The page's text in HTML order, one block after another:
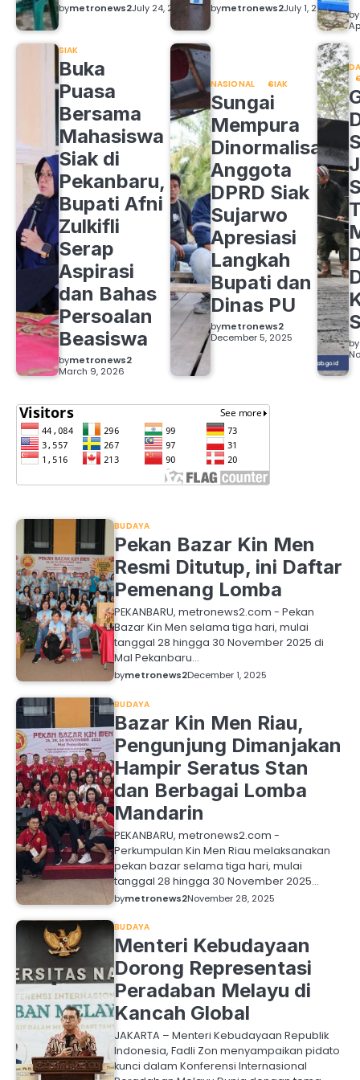
bymetronews2July 24, 2026 bymetronews2July 1, 2026 by
SIAK
Buka
Puasa
Bersama
Mahasiswa
Siak di
Pekanbaru,
Bupati Afni
Zulkifli
Serap
Aspirasi
dan Bahas
Persoalan
Beasiswa
bymetronews2
March 9, 2026
NASIONAL SIAK
Sungai
Mempura
Dinormalisasi,
Anggota
DPRD Siak
Sujarwo
Apresiasi
Langkah
Bupati dan
Dinas PU
bymetronews2
December 5, 2025
by
BUDAYA
Pekan Bazar Kin Men
Resmi Ditutup, ini Daftar
Pemenang Lomba
PEKANBARU, metronews2.com - Pekan
Bazar Kin Men selama tiga hari, mulai
tanggal 28 hingga 30 November 2025 di
Mal Pekanbaru…
bymetronews2December 1, 2025
BUDAYA
Bazar Kin Men Riau,
Pengunjung Dimanjakan
Hampir Seratus Stan
dan Berbagai Lomba
Mandarin
PEKANBARU, metronews2.com -
Perkumpulan Kin Men Riau melaksanakan
pekan bazar selama tiga hari, mulai
tanggal 28 hingga 30 November 2025…
bymetronews2November 28, 2025
BUDAYA
Menteri Kebudayaan
Dorong Representasi
Peradaban Melayu di
Kancah Global
JAKARTA – Menteri Kebudayaan Republik
Indonesia, Fadli Zon menyampaikan pidato
kunci dalam Konferensi Internasional